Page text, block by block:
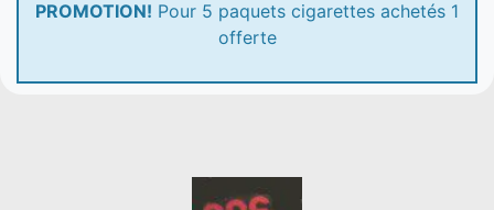
PROMOTION! Pour 5 paquets cigarettes achetés 1
offerte